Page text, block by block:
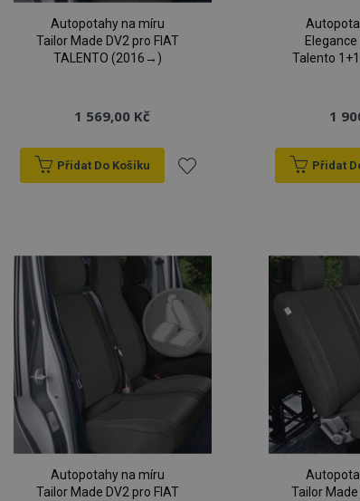
Autopotahy na míru
Tailor Made DV2 pro FIAT
TALENTO (2016→)
1 569,00 Kč
Přidat Do Košíku
oblíbeným
Talento
1
Přidat
Autopotahy na míru
Tailor Made DV2 pro FIAT
Tailor Made